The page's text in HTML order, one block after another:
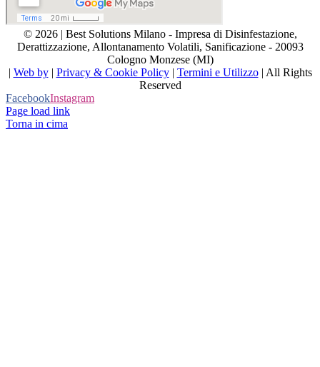
© 2026 | Best Solutions Milano - Impresa di Disinfestazione,
Derattizzazione, Allontanamento Volatili, Sanificazione - 20093
Cologno Monzese (MI)
| Web by| Privacy & Cookie Policy| Termini e Utilizzo| All Rights
Reserved
FacebookInstagram
Page load link
Torna in cima